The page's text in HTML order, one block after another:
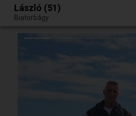
Egy jó randiból bármi lehet.
László (51)
Biatorbágy